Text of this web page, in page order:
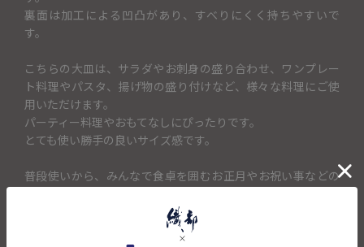
裏面は加工による凹凸があり、すべりにくく持ちやすいで
す。
こちらの大皿は、サラダやお刺身の盛り合わせ、ワンプレー
ト料理やパスタ、揚げ物の盛り付けなど、様々な料理にご使
用いただけます。
パーティー料理やおもてなしにぴったりです。
とても使い勝手の良いサイズ感です。
普段使いから、みんなで食卓を囲むお正月やお祝い事などの
スのうつわで、卓上をワンランク華やかに見せてくれます。